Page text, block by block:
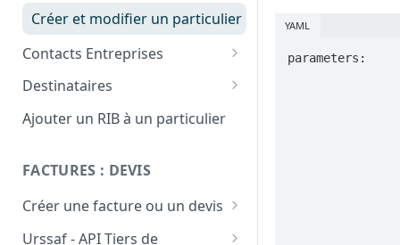
Créer et modifier un particulier
Contacts Entreprises
Liste des entreprises
Liste des établissements des
entreprises
Créer et modifier une
Destinataires
Liste / recherche des
destinataires
Mettre à jour un contact
Ajouter un RIB à un particulier
FACTURES : DEVIS
Créer une facture ou un devis
Créer un client
Urssaf - API Tiers de
YAML
parameters: